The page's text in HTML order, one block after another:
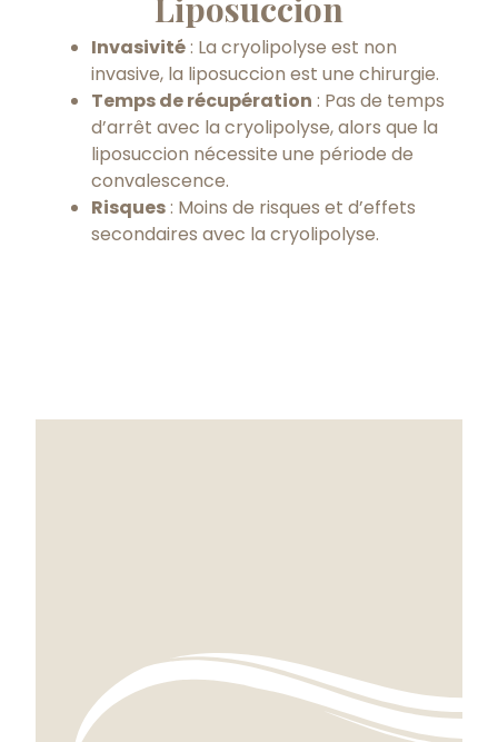
Invasivité: La cryolipolyse est non
invasive, la liposuccion est une chirurgie.
Temps de récupération : Pas de temps
d’arrêt avec la cryolipolyse, alors que la
liposuccion nécessite une période de
convalescence.
Risques: Moins de risques et d’effets
secondaires avec la cryolipolyse.